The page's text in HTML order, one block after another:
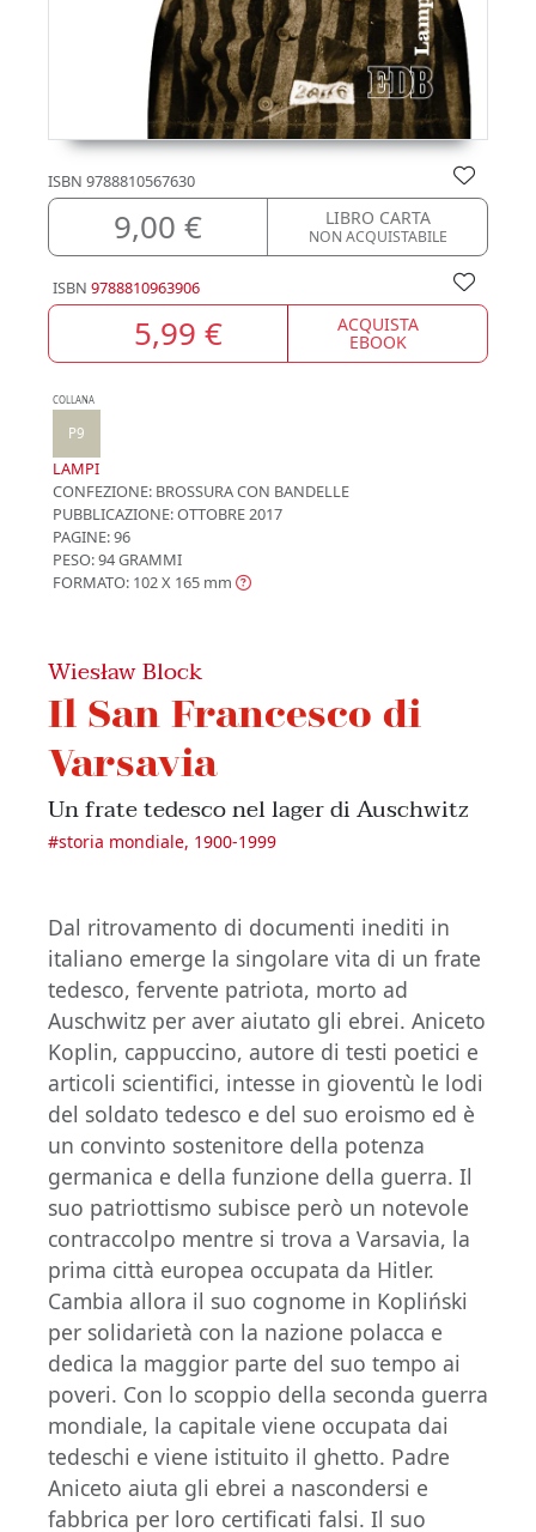
ISBN 9788810567630
9,00 € LIBRO CARTA
NON ACQUISTABILE
ISBN 9788810963906
5,99 € ACQUISTA
EBOOK
COLLANA
P9
LAMPI
CONFEZIONE: BROSSURA CON BANDELLE
PUBBLICAZIONE:OTTOBRE 2017
PAGINE: 96
PESO: 94 GRAMMI
FORMATO: 102 X 165 mm
Wiesław Block
Il San Francesco di
Varsavia
Un frate tedesco nel lager di Auschwitz
#storia mondiale, 1900-1999
Dal ritrovamento di documenti inediti in
italiano emerge la singolare vita di un frate
tedesco, fervente patriota, morto ad
Auschwitz per aver aiutato gli ebrei. Aniceto
Koplin, cappuccino, autore di testi poetici e
articoli scientifici, intesse in gioventù le lodi
del soldato tedesco e del suo eroismo ed è
un convinto sostenitore della potenza
germanica e della funzione della guerra. Il
suo patriottismo subisce però un notevole
contraccolpo mentre si trova a Varsavia, la
prima città europea occupata da Hitler.
Cambia allora il suo cognome in Kopliński
per solidarietà con la nazione polacca e
dedica la maggior parte del suo tempo ai
poveri. Con lo scoppio della seconda guerra
mondiale, la capitale viene occupata dai
tedeschi e viene istituito il ghetto. Padre
Aniceto aiuta gli ebrei a nascondersi e
fabbrica per loro certificati falsi. Il suo